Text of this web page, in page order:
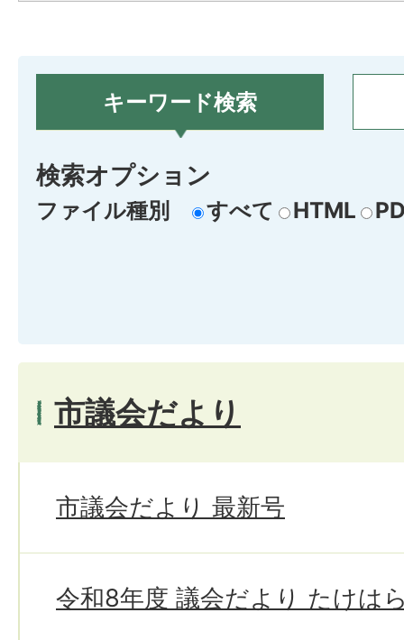
キーワード検索
検索オプション
ファイル種別 すべて HTML
市議会だより
市議会だより 最新号
令和8年度 議会だより たけは